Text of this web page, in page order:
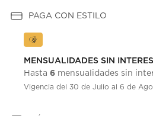
PAGA CON ESTILO
MENSUALIDADES SIN
Hasta 6 mensualidades sin
Vigencia del 30 de Julio al 6 de